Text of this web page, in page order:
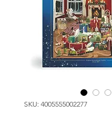
SKU: 4005555002277